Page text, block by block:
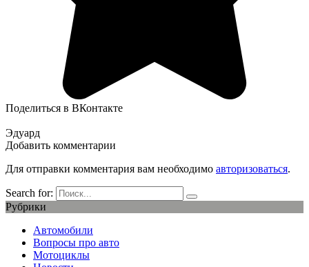
Поделиться в ВКонтакте
Эдуард
Добавить комментарии
Для отправки комментария вам необходимо авторизоваться.
Search for:
Рубрики
Автомобили
Вопросы про авто
Мотоциклы